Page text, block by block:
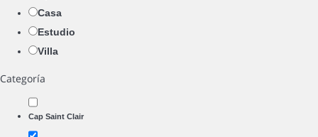
Casa
Estudio
Villa
Categoría
Cap Saint Clair